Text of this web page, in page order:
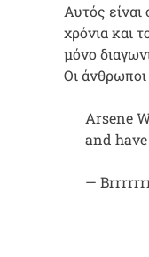
Αυτός
χρόνια και
μόνο
Οι άνθρωποι
Arsene
and
—